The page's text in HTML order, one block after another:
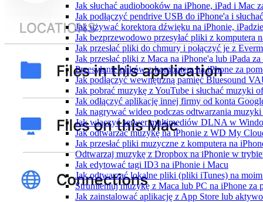
Jak słuchać audiobooków na iPhone, iPad i Mac
Jak podłączyć pendrive USB do iPhone'a i
Jak używać korektora dźwięku na iPhonie,
Jak bezprzewodowo przesyłać pliki z komputera
Jak przesłać pliki do chmury i połączyć je z
Jak przesłać pliki z Maca na iPhone'a lub iPada
Przesyłanie plików z komputera na iPhone za
Jak podłączyć wewnętrzną pamięć Bluesound
Jak pobrać muzykę z YouTube i słuchać muzyki
Jak odłączyć aplikację innej firmy od konta
Jak nagrywać wideo podczas odtwarzania
Jak włączyć serwer multimediów DLNA w
Jak odtwarzać muzykę na iPhonie z WD My
Jak przesłać pliki muzyczne z komputera na
Odtwarzaj muzykę z Dropbox na iPhonie w
Jak edytować tagi ID3 na iPhonie i Macu
Jak odtwarzać lokalne pliki (pliki iTunes) na
Strumieniuj muzykę z Maca lub PC na iPhone za
Jak zainstalować aplikację z App Store lub